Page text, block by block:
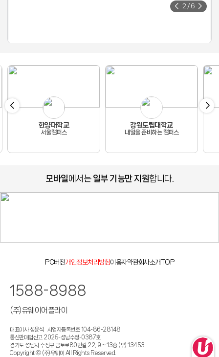
2 / 6
모바일에서는 일부 기능만 지원합니다.
PC버전개인정보처리방침이용자약관회사소개 TOP
1588-8988
(주)유웨이어플라이
대표이사 성윤석
사업자등록번호 104-86-28148
통신판매업신고 2025-성남수정-0387호
경기도 성남시 수정구 금토로80번길 22, 9 ~ 13층 (우) 13453
Copyright ⓒ (주)유웨이 All Rights Reserved.